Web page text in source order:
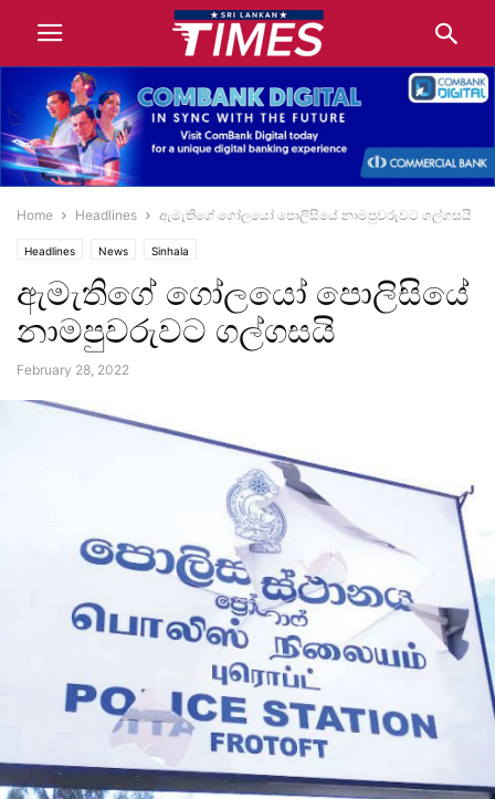
Home Headlines ඇමැතිගේ ගෝලයෝ පොලිසියේ නාමපුවරුවට ගල්ගසයි
Headlines News Sinhala
ඇමැතිගේ ගෝලයෝ පොලිසියේ
නාමපුවරුවට ගල්ගසයි
February 28, 2022